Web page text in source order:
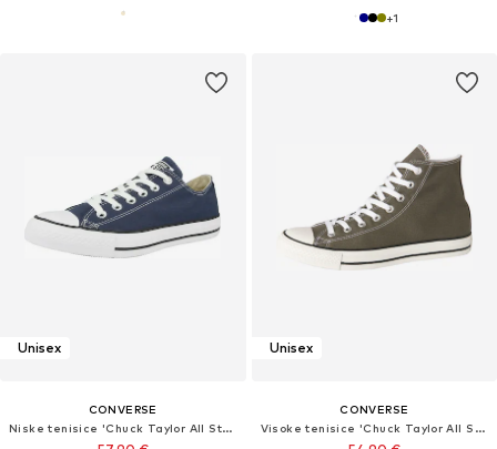
+1
Unisex
CONVERSE
Niske tenisice 'Chuck Taylor All Star Classic'
Unisex
CONVERSE
Visoke tenisice 'Chuck Taylor All Star'